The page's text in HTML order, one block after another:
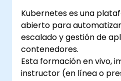
Kubernetes es una
abierto para
escalado y gestión de
contenedores.
Esta formación en vivo,
instructor (en línea o